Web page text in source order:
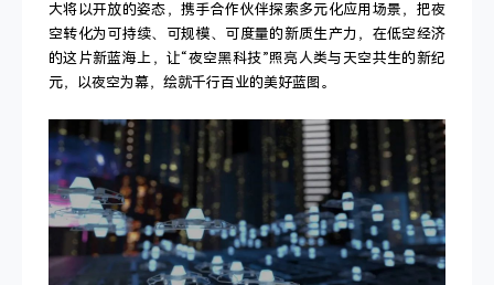
大将以开放的姿态，携手合作伙伴探索多元化应用场景，把夜
空转化为可持续、可规模、可度量的新质生产力，在低空经济
的这片新蓝海上， 让“夜空黑科技”照亮人类与天空共生的新纪
元，以夜空为幕，绘就千行百业的美好蓝图。